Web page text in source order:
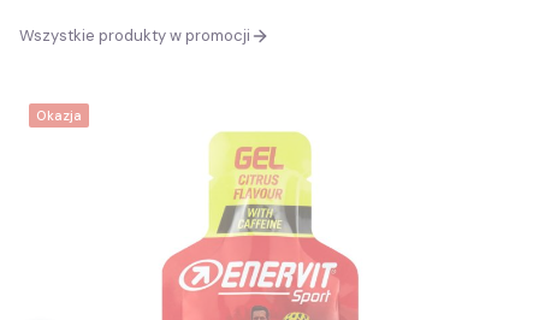
Wszystkie produkty w promocji
Okazja